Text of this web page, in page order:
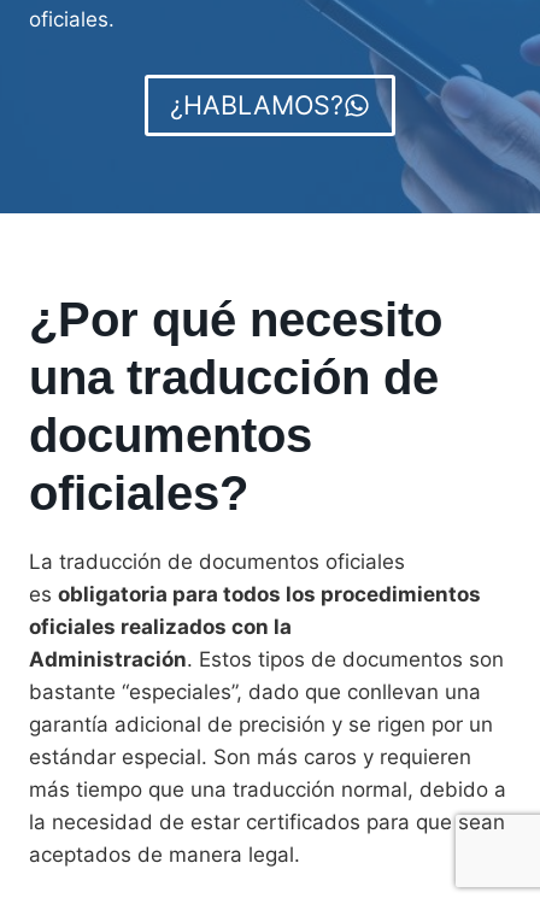
oficiales.
¿HABLAMOS?
¿Por qué necesito
una traducción de
documentos
oficiales?
La traducción de documentos oficiales
es obligatoria para todos los procedimientos
oficiales realizados con la
Administración. Estos tipos de documentos son
bastante “especiales”, dado que conllevan una
garantía adicional de precisión y se rigen por un
estándar especial. Son más caros y requieren
más tiempo que una traducción normal, debido a
la necesidad de estar certificados para que sean
aceptados de manera legal.